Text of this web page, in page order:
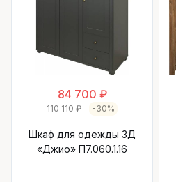
84 700 ₽
110 110 ₽ -30%
Шкаф для одежды 3Д
«Джио» П7.060.1.16